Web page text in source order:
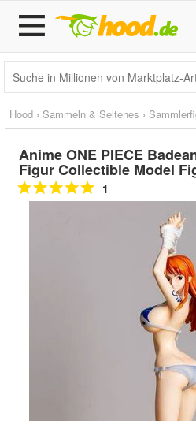
Hood › Sammeln & Seltenes ›
Anime ONE PIECE
Figur Collectible Model
1